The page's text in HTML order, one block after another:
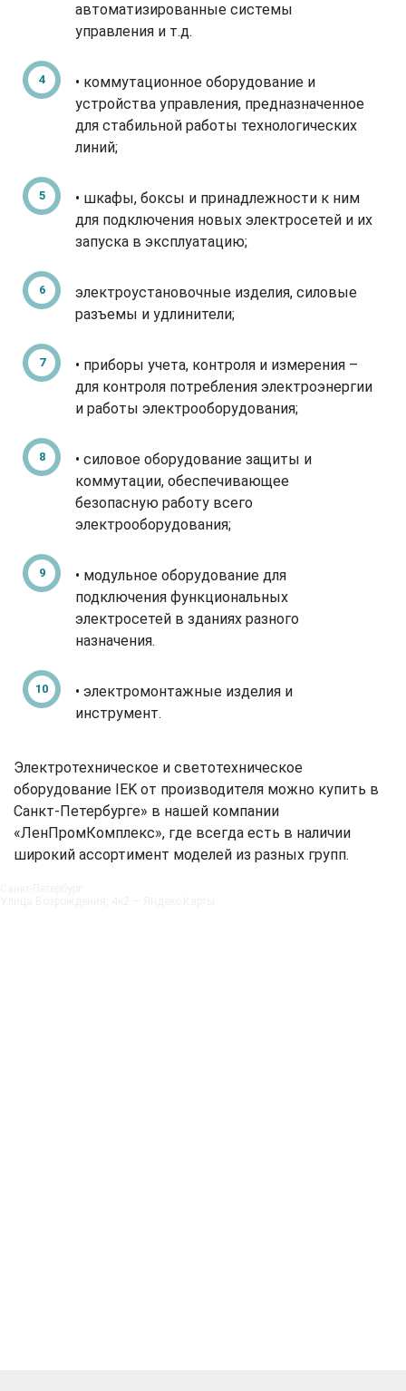
автоматизированные системы
управления и т.д.
• коммутационное оборудование и
устройства управления, предназначенное
для стабильной работы технологических
линий;
• шкафы, боксы и принадлежности к ним
для подключения новых электросетей и их
запуска в эксплуатацию;
электроустановочные изделия, силовые
разъемы и удлинители;
• приборы учета, контроля и измерения –
для контроля потребления электроэнергии
и работы электрооборудования;
• силовое оборудование защиты и
коммутации, обеспечивающее
безопасную работу всего
электрооборудования;
• модульное оборудование для
подключения функциональных
электросетей в зданиях разного
назначения.
• электромонтажные изделия и
инструмент.
Электротехническое и светотехническое
оборудование IEK от производителя можно купить в
Санкт-Петербурге» в нашей компании
«ЛенПромКомплекс», где всегда есть в наличии
широкий ассортимент моделей из разных групп.